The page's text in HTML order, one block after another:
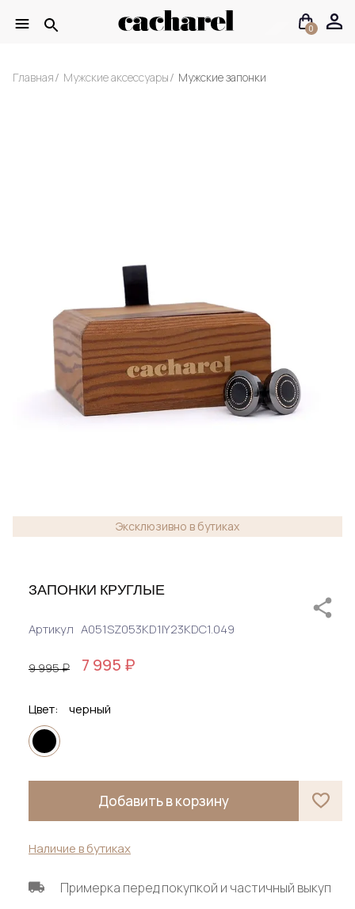
0
Главная Мужские аксессуары Мужские запонки
Эксклюзивно в бутиках
ЗАПОНКИ КРУГЛЫЕ
Артикул A051SZ053KD1IY23KDC1.049
9 995 ₽ 7 995 ₽
Цвет: черный
Добавить в корзину
Наличие в бутиках
Примерка перед покупкой и частичный выкуп